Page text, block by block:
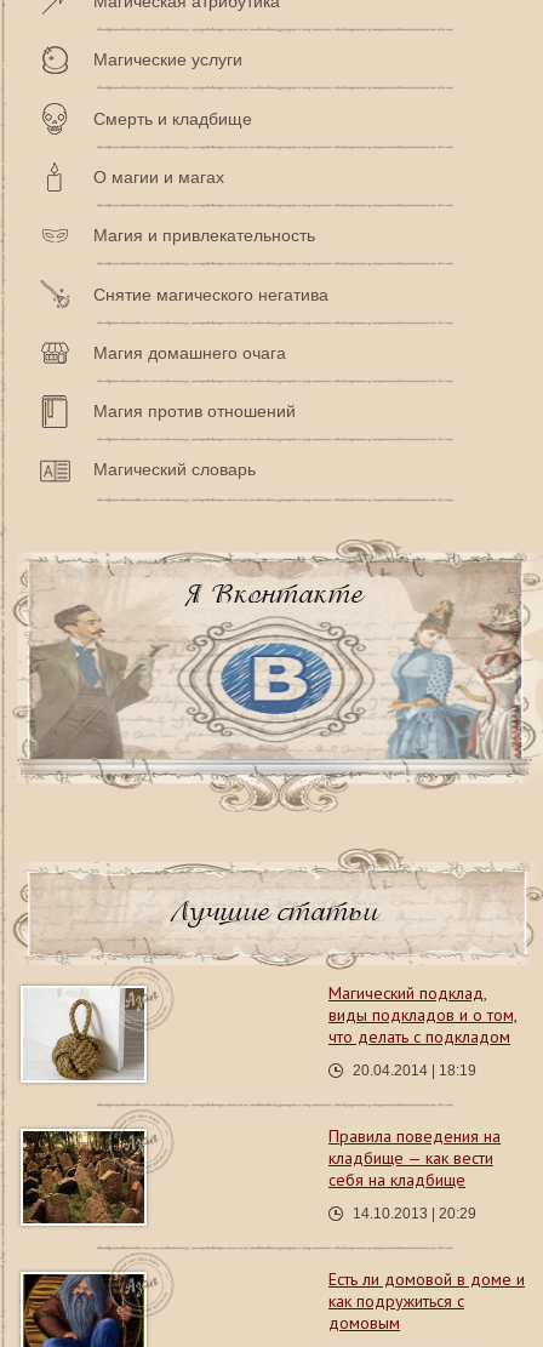
Магические услуги
Смерть и кладбище
О магии и магах
Магия и привлекательность
Снятие магического негатива
Магия домашнего очага
Магия против отношений
Магический словарь
Я Вконтакте
Лучшие статьи
Магический подклад,
виды подкладов и о том,
что делать с подкладом
20.04.2014 | 18:19
Правила поведения на
кладбище — как вести
себя на кладбище
14.10.2013 | 20:29
Есть ли домовой в доме и
как подружиться с
домовым